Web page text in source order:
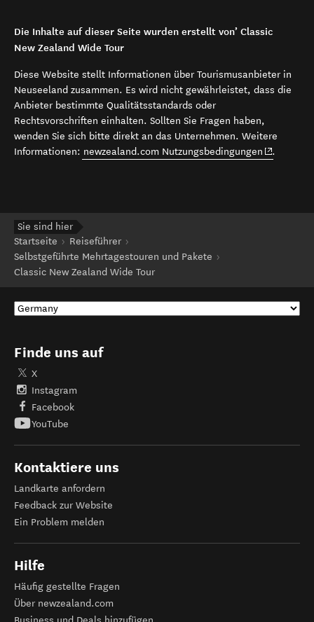
Die Inhalte auf dieser Seite wurden erstellt von’ Classic
New Zealand Wide Tour
Diese Website stellt Informationen über Tourismusanbieter in
Neuseeland zusammen. Es wird nicht gewährleistet, dass die
Anbieter bestimmte Qualitätsstandards oder
Rechtsvorschriften einhalten. Sollten Sie Fragen haben,
wenden Sie sich bitte direkt an das Unternehmen. Weitere
Informationen: newzealand.com Nutzungsbedingungen (opens in
.
Sie sind hier
Startseite
Reiseführer
Selbstgeführte Mehrtagestouren und Pakete
Classic New Zealand Wide Tour
Finde uns auf
X
Instagram
Facebook
YouTube
Kontaktiere uns
Landkarte anfordern
Feedback zur Website
Ein Problem melden
Hilfe
Häufig gestellte Fragen
Über newzealand.com